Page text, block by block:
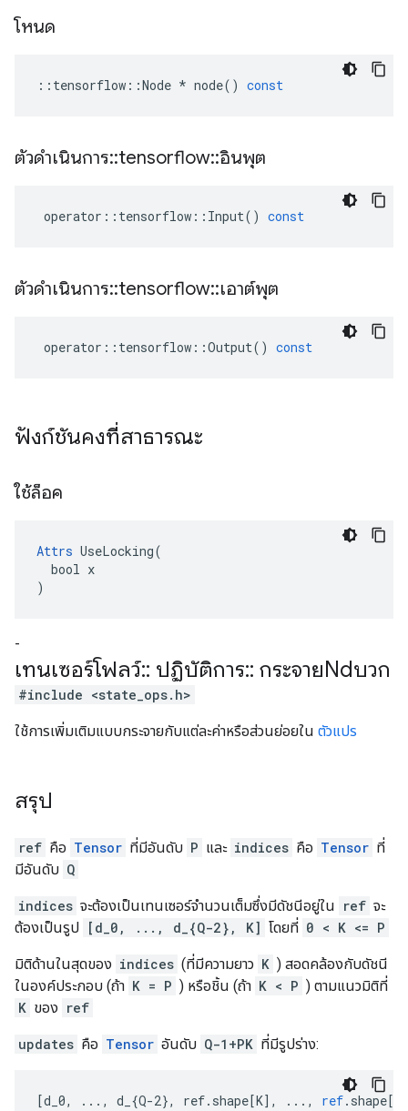
โหนด
:: tensorflow ::Node * node() const
ตัวดำเนินการ::tensorflow::อินพุต
operator :: tensorflow :: Input() const
ตัวดำเนินการ::tensorflow::เอาต์พุต
operator :: tensorflow ::Output() const
ฟังก์ชันคงที่สาธารณะ
ใช้ล็อค
Attrs UseLocking(
  bool x
)
-
เทนเซอร์โฟลว์:: ปฏิบัติการ:: กระจายNdบวก
#include <state_ops.h>
ใช้การเพิ่มเติมแบบกระจายกับแต่ละค่าหรือส่วนย่อยใน ตัวแปร
สรุป
ref คือ Tensor ที่มีอันดับ P และ indices คือ Tensor ที่
มีอันดับ Q
indices จะต้องเป็นเทนเซอร์จำนวนเต็มซึ่งมีดัชนีอยู่ใน ref จะ
ต้องเป็นรูป [d_0, ..., d_{Q-2}, K] โดยที่ 0 < K <= P
มิติด้านในสุดของ indices (ที่มีความยาว K ) สอดคล้องกับดัชนี
ในองค์ประกอบ (ถ้า K = P ) หรือชิ้น (ถ้า K < P ) ตามแนวมิติที่
K ของ ref
updates คือ Tensor อันดับ Q-1+PK ที่มีรูปร่าง:
[d_0, ..., d_{Q-2}, ref.shape[K] , ..., ref. shape[